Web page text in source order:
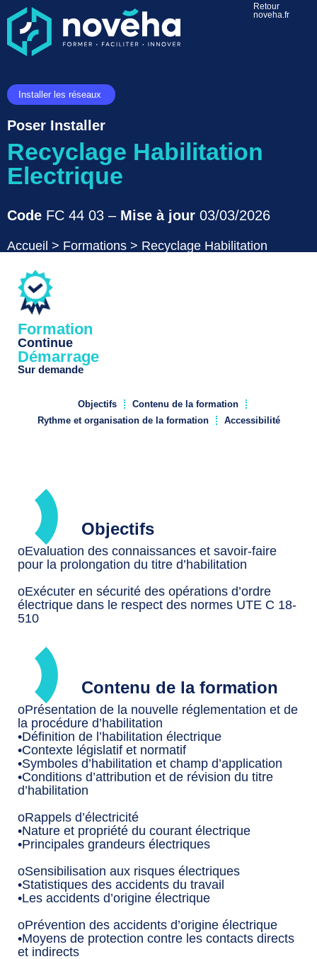
Retour
noveha.fr
Installer les réseaux
Poser Installer
Recyclage Habilitation
Electrique
Code FC 44 03 – Mise à jour 03/03/2026
Accueil > Formations > Recyclage Habilitation
Formation
Continue
Démarrage
Sur demande
Objectifs
Contenu de la formation
Rythme et organisation de la formation
Accessibilité
Objectifs
oEvaluation des connaissances et savoir-faire
pour la prolongation du titre d’habilitation
oExécuter en sécurité des opérations d’ordre
électrique dans le respect des normes UTE C 18-
510
Contenu de la formation
oPrésentation de la nouvelle réglementation et de
la procédure d’habilitation
•Définition de l’habilitation électrique
•Contexte législatif et normatif
•Symboles d’habilitation et champ d’application
•Conditions d’attribution et de révision du titre
d’habilitation
oRappels d’électricité
•Nature et propriété du courant électrique
•Principales grandeurs électriques
oSensibilisation aux risques électriques
•Statistiques des accidents du travail
•Les accidents d’origine électrique
oPrévention des accidents d’origine électrique
•Moyens de protection contre les contacts directs
et indirects